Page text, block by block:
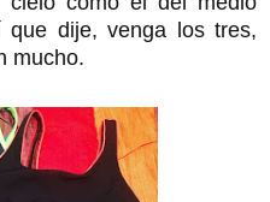
que dije, venga los tres,
mucho.